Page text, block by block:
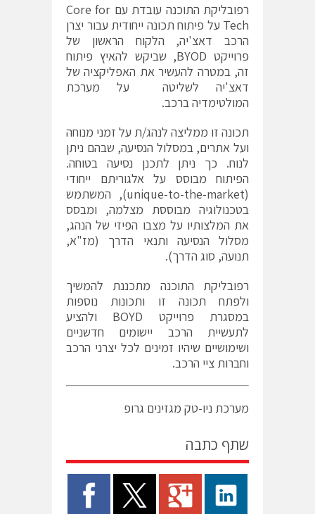
רפובליקת התוכנה עובדת עם Core for
Tech על פיתוח תכונה ייחודית עבור יצרן
הרכב דאצ'יה, הלקוח הראשון של
פרוייקט BYOD, שביקש להאיץ פיתוח
זה, במטרה להעשיר את האפליקציה של
דאצ'יה לשליטה על מערכת
המולטימדיה ברכב.
תכונה זו ממליצה לנהג/ת על זמני מנוחה
ועל אתרים, במסלול הנסיעה, שבהם ניתן
לנוח. כך ניתן לתכנן נסיעה בטוחה.
הפיתוח מבוסס על אלגוריתם ייחודי
(unique-to-the-market), המשתמש
בטכנולוגיה מבוססת מצלמה, ומבסס
את המלצותיו על מצבו הפיזי של הנהג,
מסלול הנסיעה ותנאי הדרך (מז"א,
תנועה, סוג הדרך).
רפובליקת התוכנה מתכננת להמשיך
ולפתח תכונה זו ותכונות נוספות
במסגרת פרוייקט BOYD ולהציע
לתעשיית הרכב יישומים חדשניים
ושימושיים שיהיו זמינים לכל יצרני הרכב
וחברות ציי הרכב.
מערכת ניו-טק מגזינים גרופ
שתף כתבה